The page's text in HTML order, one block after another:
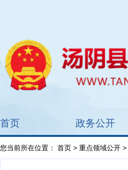
首页 政务公开
您当前所在位置： 首页 > 重点领域公开 >